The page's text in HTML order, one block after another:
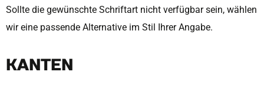
Sollte die gewünschte Schriftart nicht verfügbar sein, wählen
wir eine passende Alternative im Stil Ihrer Angabe.
KANTEN